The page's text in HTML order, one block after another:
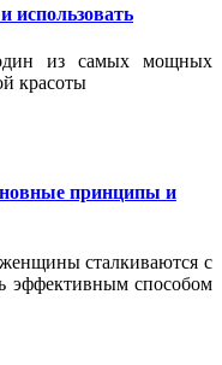
использовать
из самых мощных
красоты
принципы и
сталкиваются с
эффективным способом